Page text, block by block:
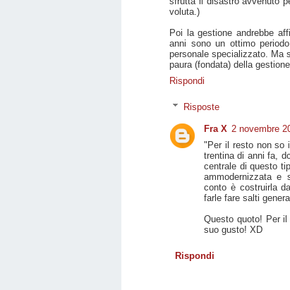
voluta.)
Poi la gestione andrebbe
anni sono un ottimo
personale specializzato. Ma
paura (fondata) della
Rispondi
Risposte
Fra X 2 novembre
"Per il resto non so
trentina di anni fa,
centrale di questo
ammodernizzata e
conto è costruirla
farle fare salti
Questo quoto! Per
suo gusto! XD
Rispondi